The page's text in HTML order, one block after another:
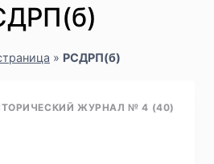
» РСДРП(б)
ЖУРНАЛ № 4 (40)